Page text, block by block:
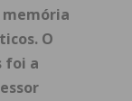
memória
O
foi a